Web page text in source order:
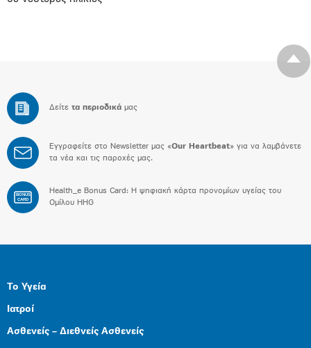
Δείτε τα περιοδικά μας
Εγγραφείτε στο Newsletter μας «Our Heartbeat» για να λαμβάνετε
τα νέα και τις παροχές μας.
BONUS
CARD
Health_e Bonus Card: H ψηφιακή κάρτα προνομίων υγείας του
Ομίλου HHG
Το Υγεία
Ιατροί
Ασθενείς – Διεθνείς Ασθενείς